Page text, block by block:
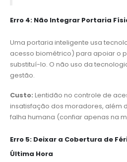
Erro 4: Não Integrar Portaria
Uma portaria inteligente usa
acesso biométrico) para apoiar o
substituí-lo. O não uso da
gestão.
Custo: Lentidão no controle de
insatisfação dos moradores, além
falha humana (confiar apenas na
Erro 5: Deixar a Cobertura de
Última Hora